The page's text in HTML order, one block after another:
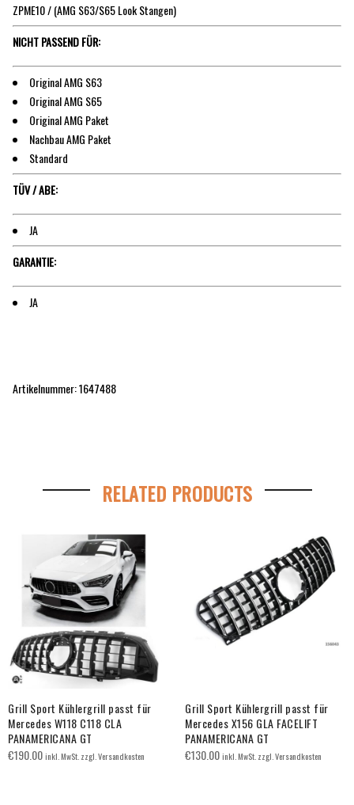
ZPME10 / (AMG S63/S65 Look Stangen)
NICHT PASSEND FÜR:
Original AMG S63
Original AMG S65
Original AMG Paket
Nachbau AMG Paket
Standard
TÜV / ABE:
JA
GARANTIE:
JA
Artikelnummer: 1647488
RELATED PRODUCTS
Grill Sport Kühlergrill passt für
Mercedes W118 C118 CLA
PANAMERICANA GT
€190.00inkl. MwSt. zzgl. Versandkosten
Grill Sport Kühlergrill passt für
Mercedes X156 GLA FACELIFT
PANAMERICANA GT
€130.00inkl. MwSt. zzgl. Versandkosten